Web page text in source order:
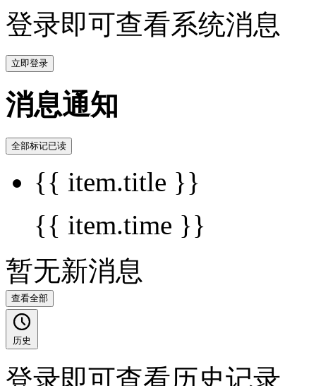
登录即可查看系统消息
立即登录
消息通知
全部标记已读
{{ item.title }}
{{ item.time }}
暂无新消息
查看全部
历史
登录即可查看历史记录